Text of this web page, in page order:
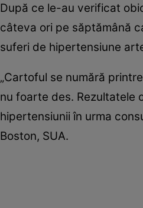
După ce le-au verificat
câteva ori pe săptămână
suferi de hipertensiune
„Cartoful se numără
nu foarte des. Rezultatele
hipertensiunii în urma
Boston, SUA.